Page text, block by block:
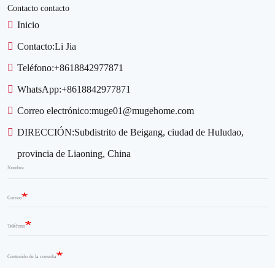
Contacto contacto
Inicio
Contacto:Li Jia
Teléfono:+8618842977871
WhatsApp:+8618842977871
Correo electrónico:muge01@mugehome.com
DIRECCIÓN:Subdistrito de Beigang, ciudad de Huludao,
provincia de Liaoning, China
Nombre
Correo
Teléfono
Contenido de la consulta